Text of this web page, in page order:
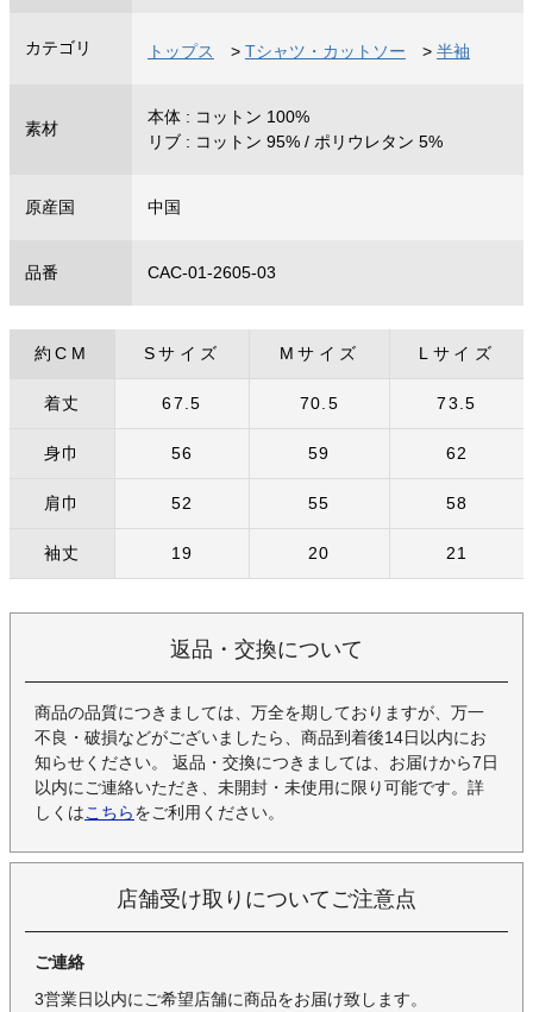
カテゴリ トップス > Tシャツ・カットソー > 半袖
素材
本体 : コットン 100%
リブ : コットン 95% / ポリウレタン 5%
原産国 中国
品番 CAC-01-2605-03
約CM Sサイズ Mサイズ Lサイズ
着丈 67.5 70.5 73.5
身巾 56 59 62
肩巾 52 55 58
袖丈 19 20 21
返品・交換について
商品の品質につきましては、万全を期しておりますが、万一
不良・破損などがございましたら、商品到着後14日以内にお
知らせください。 返品・交換につきましては、お届けから7日
以内にご連絡いただき、未開封・未使用に限り可能です。詳
しくはこちらをご利用ください。
店舗受け取りについてご注意点
ご連絡
3営業日以内にご希望店舗に商品をお届け致します。